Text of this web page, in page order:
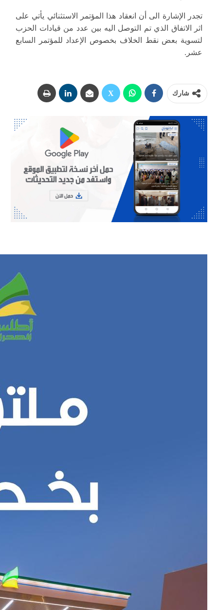
تجدر الإشارة الى أن انعقاد هذا المؤتمر الاستثنائي يأتي على
اثر الاتفاق الذي تم التوصل اليه بين عدد من قيادات الحزب
لتسوية بعض نقط الخلاف بخصوص الإعداد للمؤتمر السابع
عشر.
شارك